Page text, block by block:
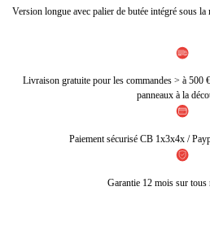
Version longue avec palier de butée intégré sous la
Livraison gratuite pour les commandes > à 500
panneaux à la
Paiement sécurisé CB 1x3x4x /
Garantie 12 mois sur tous